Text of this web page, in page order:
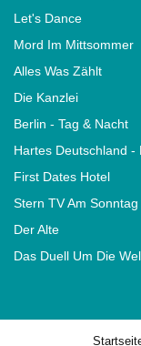
Let's Dance
Mord Im Mittsommer
Alles Was Zählt
Die Kanzlei
Berlin - Tag & Nacht
Hartes Deutschland
First Dates Hotel
Stern TV Am Sonntag
Der Alte
Das Duell Um Die